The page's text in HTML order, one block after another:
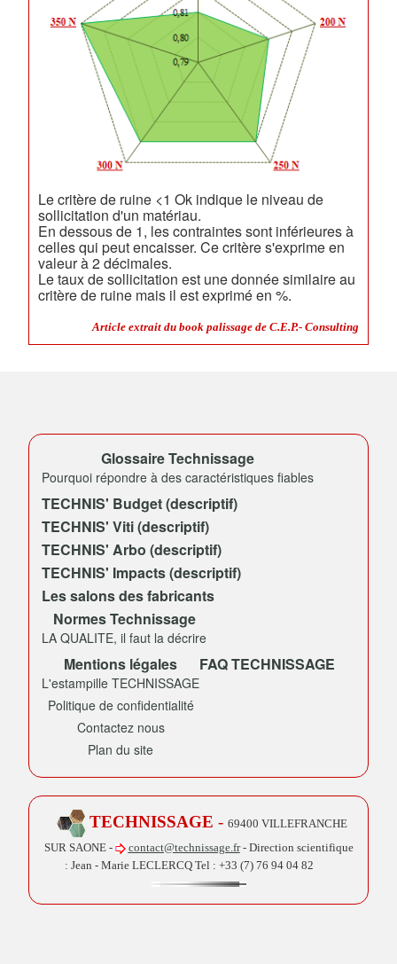
Le critère de ruine <1 Ok indique le niveau de
sollicitation d'un matériau.
En dessous de 1, les contraintes sont inférieures à
celles qui peut encaisser. Ce critère s'exprime en
valeur à 2 décimales.
Le taux de sollicitation est une donnée similaire au
critère de ruine mais il est exprimé en %.
Article extrait du book palissage de C.E.P.- Consulting
Glossaire Technissage
Pourquoi répondre à des caractéristiques fiables
TECHNIS' Budget (descriptif)
TECHNIS' Viti (descriptif)
TECHNIS' Arbo (descriptif)
TECHNIS' Impacts (descriptif)
Les salons des fabricants
Normes Technissage
LA QUALITE, il faut la décrire
Mentions légales
L'estampille TECHNISSAGE
Politique de confidentialité
Contactez nous
Plan du site
FAQ TECHNISSAGE
TECHNISSAGE - 69400 VILLEFRANCHE
SUR SAONE -
contact@technissage.fr- Direction scientifique
: Jean - Marie LECLERCQ Tel : +33 (7) 76 94 04 82